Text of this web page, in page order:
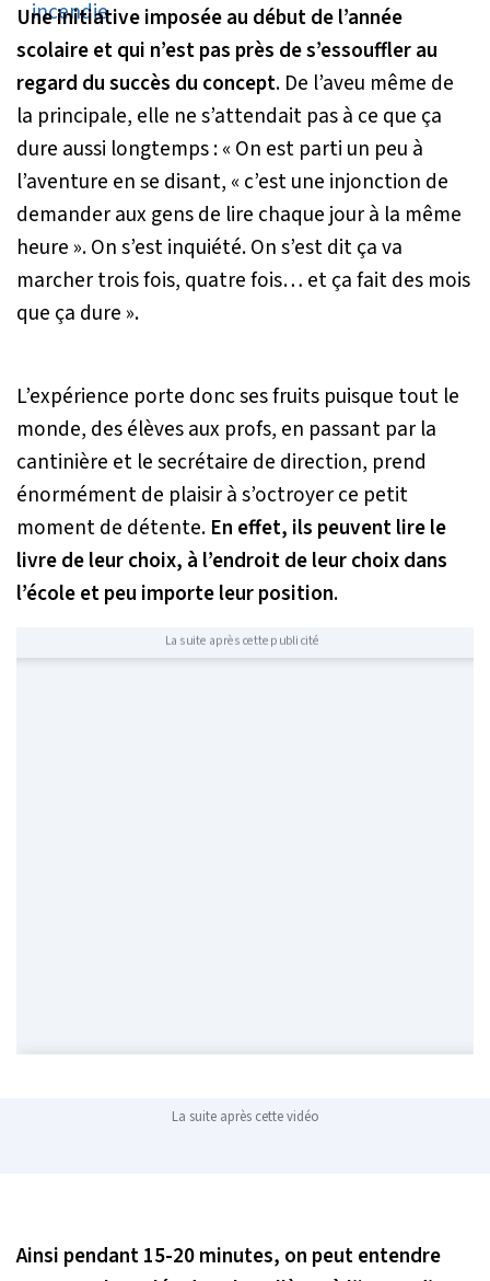
Une initiative imposée au début de l’année
scolaire et qui n’est pas près de s’essouffler au
regard du succès du concept. De l’aveu même de
la principale, elle ne s’attendait pas à ce que ça
dure aussi longtemps :« On est parti un peu à
l’aventure en se disant, « c’est une injonction de
demander aux gens de lire chaque jour à la même
heure ». On s’est inquiété. On s’est dit ça va
marcher trois fois, quatre fois… et ça fait des mois
que ça dure ».
L’expérience porte donc ses fruits puisque tout le
monde, des élèves aux profs, en passant par la
cantinière et le secrétaire de direction, prend
énormément de plaisir à s’octroyer ce petit
moment de détente. En effet, ils peuvent lire le
livre de leur choix, à l’endroit de leur choix dans
l’école et peu importe leur position.
La suite après cette publicité
La suite après cette vidéo
Ainsi pendant 15-20 minutes, on peut entendre